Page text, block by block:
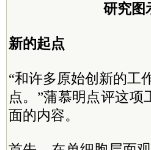
研究图
新的起点
“和许多原始创新的工
点。”蒲慕明点评这
面的内容。